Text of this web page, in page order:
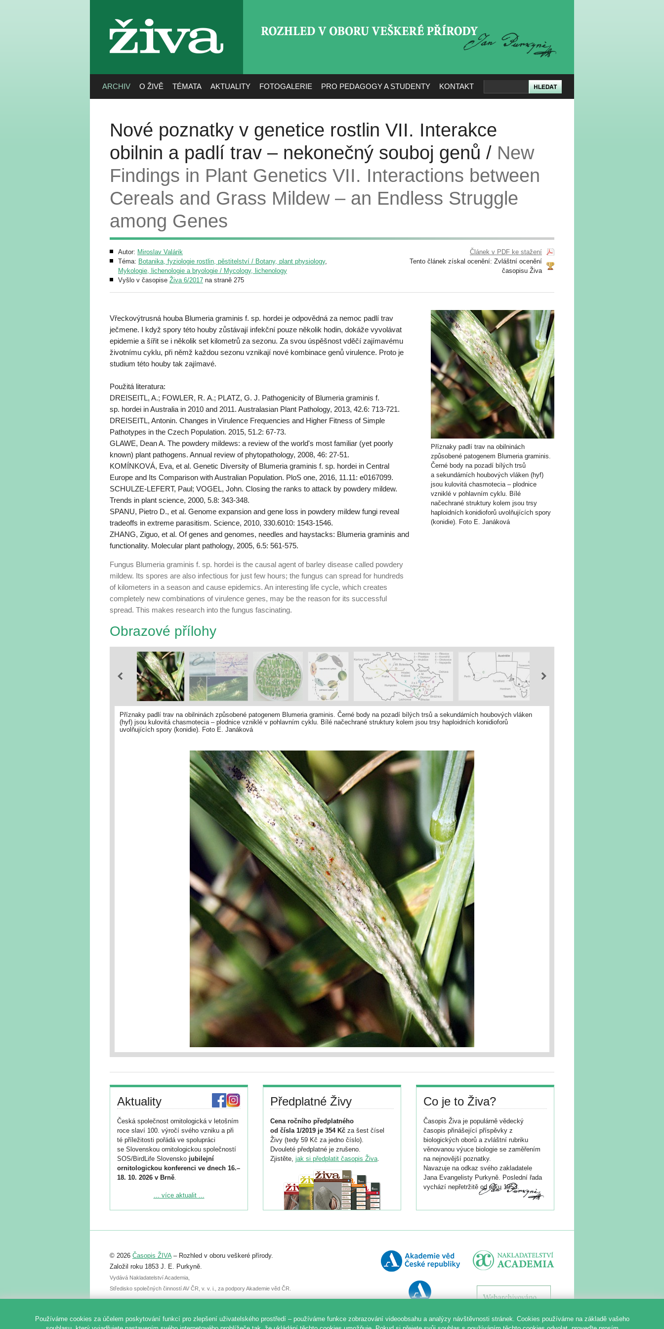
živa
ARCHIV O ŽIVĚ TÉMATA AKTUALITY FOTOGALERIE PRO PEDAGOGY A STUDENTY KONTAKT
Nové poznatky v genetice rostlin VII. Interakce
obilnin a padlí trav – nekonečný souboj genů / New
Findings in Plant Genetics VII. Interactions between
Cereals and Grass Mildew – an Endless Struggle
among Genes
Autor: Miroslav Valárik
Téma: Botanika, fyziologie rostlin, pěstitelství / Botany, plant physiology,
Mykologie, lichenologie a bryologie / Mycology, lichenology
Vyšlo v časopise Živa 6/2017 na straně 275
Článek v PDF ke stažení
Tento článek získal ocenění: Zvláštní ocenění
časopisu Živa
Vřeckovýtrusná houba Blumeria graminis f. sp. hordei je odpovědná za nemoc padlí trav
ječmene. I když spory této houby zůstávají infekční pouze několik hodin, dokáže vyvolávat
epidemie a šířit se i několik set kilometrů za sezonu. Za svou úspěšnost vděčí zajímavému
životnímu cyklu, při němž každou sezonu vznikají nové kombinace genů virulence. Proto je
studium této houby tak zajímavé.
Použitá literatura:
DREISEITL, A.; FOWLER, R. A.; PLATZ, G. J. Pathogenicity of Blumeria graminis f.
sp. hordei in Australia in 2010 and 2011. Australasian Plant Pathology, 2013, 42.6: 713-721.
DREISEITL, Antonin. Changes in Virulence Frequencies and Higher Fitness of Simple
Pathotypes in the Czech Population. 2015, 51.2: 67-73.
GLAWE, Dean A. The powdery mildews: a review of the world's most familiar (yet poorly
known) plant pathogens. Annual review of phytopathology, 2008, 46: 27-51.
KOMÍNKOVÁ, Eva, et al. Genetic Diversity of Blumeria graminis f. sp. hordei in Central
Europe and Its Comparison with Australian Population. PloS one, 2016, 11.11: e0167099.
SCHULZE-LEFERT, Paul; VOGEL, John. Closing the ranks to attack by powdery mildew.
Trends in plant science, 2000, 5.8: 343-348.
SPANU, Pietro D., et al. Genome expansion and gene loss in powdery mildew fungi reveal
tradeoffs in extreme parasitism. Science, 2010, 330.6010: 1543-1546.
ZHANG, Ziguo, et al. Of genes and genomes, needles and haystacks: Blumeria graminis and
functionality. Molecular plant pathology, 2005, 6.5: 561-575.
Fungus Blumeria graminis f. sp. hordei is the causal agent of barley disease called powdery
mildew. Its spores are also infectious for just few hours; the fungus can spread for hundreds
of kilometers in a season and cause epidemics. An interesting life cycle, which creates
completely new combi­nations of virulence genes, may be the reason for its successful
spread. This makes research into the fungus fascinating.
Příznaky padlí trav na obilninách
způsobené patogenem Blumeria graminis.
Černé body na pozadí bílých trsů
a sekundárních houbových vláken (hyf)
jsou kulovitá chasmotecia – plodnice
vzniklé v pohlavním cyklu. Bílé
načechrané struktury kolem jsou trsy
haploidních konidioforů uvolňujících spory
(konidie). Foto E. Janáková
Obrazové přílohy
Příznaky padlí trav na obilninách způsobené patogenem Blumeria graminis. Černé body na pozadí bílých trsů a sekundárních houbových vláken
(hyf) jsou kulovitá chasmotecia – plodnice vzniklé v pohlavním cyklu. Bílé načechrané struktury kolem jsou trsy haploidních konidioforů
uvolňujících spory (konidie). Foto E. Janáková
Aktuality
Česká společnost ornitologická v letošním
roce slaví 100. výročí svého vzniku a při
té příležitosti pořádá ve spolupráci
se Slovenskou ornitologickou společností
SOS/BirdLife Slovensko jubilejní
ornitologickou konferenci ve dnech 16.–
18. 10. 2026 v Brně.
Podrobnější informace ke konferenci
Registrovat se můžete do 6. září.
abstraktu přihlášené přednášky nebo
posteru je už 30. června.
... více aktualit ...
Předplatné Živy
Cena ročního předplatného
od čísla 1/2019 je 354 Kč za šest čísel
Živy (tedy 59 Kč za jedno číslo).
Dvouleté předplatné je zrušeno.
Zjistěte, jak si předplatit časopis Živa.
Co je to Živa?
Časopis Živa je populárně vědecký
časopis přinášející příspěvky z
biologických oborů a zvláštní rubriku
věnovanou výuce biologie se zaměřením
na nejnovější poznatky.
Navazuje na odkaz svého zakladatele
Jana Evangelisty Purkyně. Poslední řada
vychází nepřetržitě od roku 1953.
© 2026 Časopis ŽIVA– Rozhled v oboru veškeré přírody.
Založil roku 1853 J. E. Purkyně.
Vydává Nakladatelství Academia,
Středisko společných činností AV ČR, v. v. i., za podpory Akademie věd ČR.
Používáme cookies za účelem poskytování funkcí pro zlepšení uživatelského prostředí – používáme funkce zobrazování videoobsahu a analýzy návštěvnosti stránek. Cookies používáme na základě vašeho